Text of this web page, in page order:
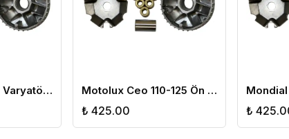
RKS Spontini Ön Varyatör Yarım Motolux Ceo 110-125 Ön Varyatör Yarım
₺ 425.00 ₺